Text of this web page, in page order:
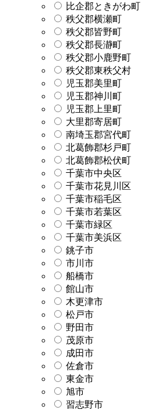
比企郡ときがわ町
秩父郡横瀬町
秩父郡皆野町
秩父郡長瀞町
秩父郡小鹿野町
秩父郡東秩父村
児玉郡美里町
児玉郡神川町
児玉郡上里町
大里郡寄居町
南埼玉郡宮代町
北葛飾郡杉戸町
北葛飾郡松伏町
千葉市中央区
千葉市花見川区
千葉市稲毛区
千葉市若葉区
千葉市緑区
千葉市美浜区
銚子市
市川市
船橋市
館山市
木更津市
松戸市
野田市
茂原市
成田市
佐倉市
東金市
旭市
習志野市